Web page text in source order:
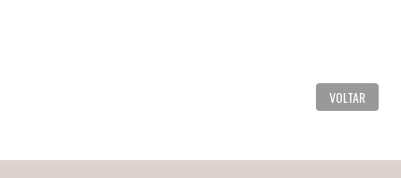
VOLTAR